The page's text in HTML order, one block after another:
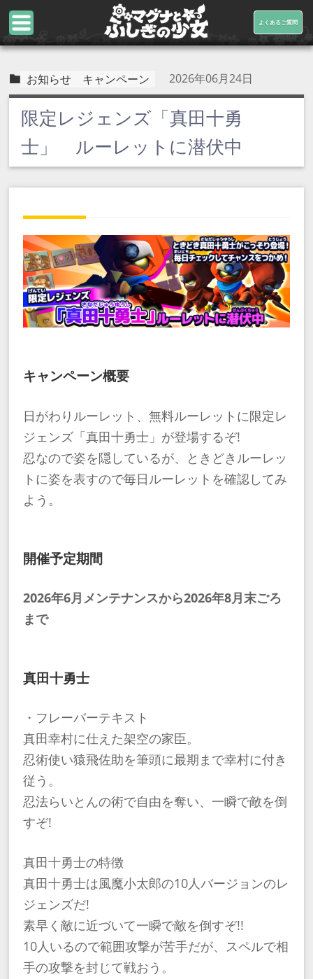
よくあるご質問
お知らせ キャンペーン 2026年06月24日
限定レジェンズ「真田十勇
士」 ルーレットに潜伏中
キャンペーン概要
日がわりルーレット、無料ルーレットに限定レ
ジェンズ「真田十勇士」が登場するぞ!
忍なので姿を隠しているが、ときどきルーレッ
トに姿を表すので毎日ルーレットを確認してみ
よう。
開催予定期間
2026年6月メンテナンスから2026年8月末ごろ
まで
真田十勇士
・フレーバーテキスト
真田幸村に仕えた架空の家臣。
忍術使い猿飛佐助を筆頭に最期まで幸村に付き
従う。
忍法らいとんの術で自由を奪い、一瞬で敵を倒
すぞ!
真田十勇士の特徴
真田十勇士は風魔小太郎の10人バージョンのレ
ジェンズだ!
素早く敵に近づいて一瞬で敵を倒すぞ!!
10人いるので範囲攻撃が苦手だが、スペルで相
手の攻撃を封じて戦おう。